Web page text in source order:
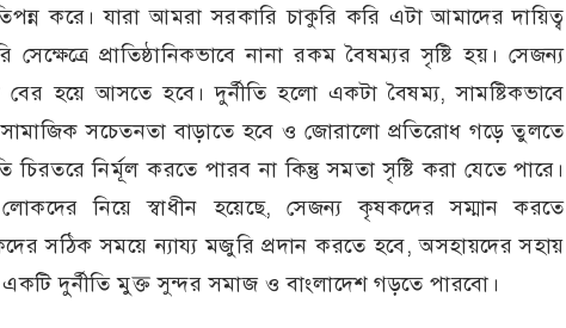
করে। যারা আমরা সরকারি চাকুরি করি এটা আমাদের দায়িত্ব
প্রাতিষ্ঠানিকভাবে নানা রকম বৈষম্যর সৃষ্টি হয়। সেজন্য
হয়ে আসতে হবে। দুর্নীতি হলো একটা বৈষম্য, সামষ্টিকভাবে
সামাজিক সচেতনতা বাড়াতে হবে ও জোরালো প্রতিরোধ গড়ে তুলতে
নির্মূল করতে পারব না কিন্তু সমতা সৃষ্টি করা যেতে পারে।
নিয়ে স্বাধীন হয়েছে, সেজন্য কৃষকদের সম্মান করতে
সঠিক সময়ে ন্যায্য মজুরি প্রদান করতে হবে, অসহায়দের সহায়
দুর্নীতি মুক্ত সুন্দর সমাজ ও বাংলাদেশ গড়তে পারবো।